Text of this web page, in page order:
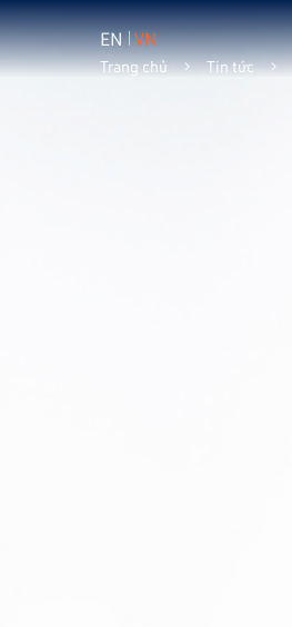
EN VN
Trang chủ Tin tức